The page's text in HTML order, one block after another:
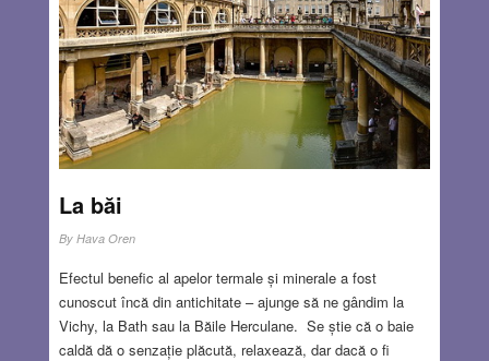
SEP 19, 2024 10 COMMENTS
La băi
By Hava Oren
Efectul benefic al apelor termale și minerale a fost
cunoscut încă din antichitate – ajunge să ne gândim la
Vichy, la Bath sau la Băile Herculane. Se știe că o baie
caldă dă o senzație plăcută, relaxează, dar dacă o fi